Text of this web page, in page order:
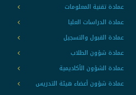
عمادة تقنية المعلومات
عمادة الدراسات العليا
عمادة القبول والتسجيل
عمادة شؤون الطلاب
عمادة الشؤون الأكاديمية
عمادة شؤون أعضاء هيئة التدريس